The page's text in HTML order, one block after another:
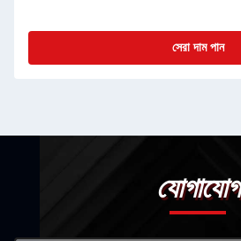
সেরা দাম পান
যোগাযোগ